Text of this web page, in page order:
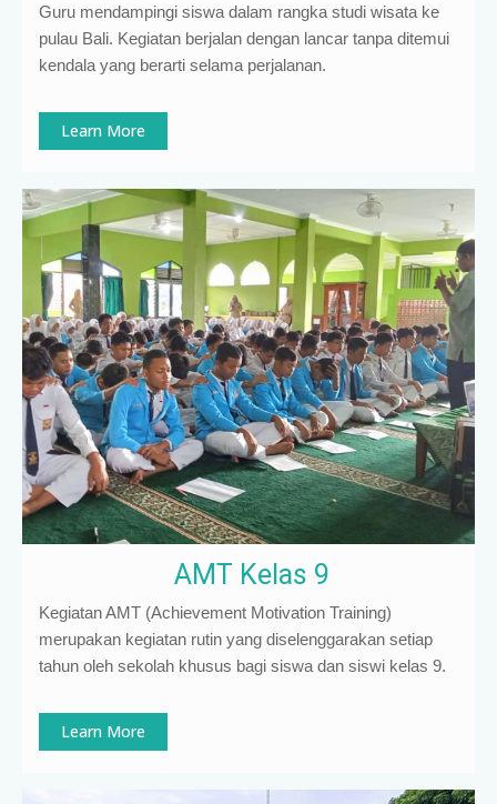
Guru mendampingi siswa dalam rangka studi wisata ke
pulau Bali. Kegiatan berjalan dengan lancar tanpa ditemui
kendala yang berarti selama perjalanan.
Learn More
AMT Kelas 9
Kegiatan AMT (Achievement Motivation Training)
merupakan kegiatan rutin yang diselenggarakan setiap
tahun oleh sekolah khusus bagi siswa dan siswi kelas 9.
Learn More